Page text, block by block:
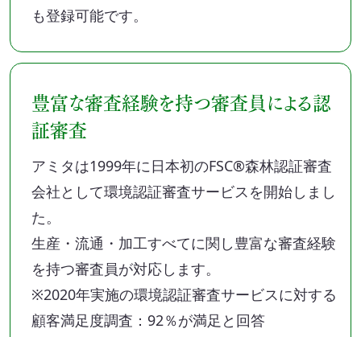
も登録可能です。
豊富な審査経験を持つ審査員による認
証審査
アミタは1999年に日本初のFSC®森林認証審査
会社として環境認証審査サービスを開始しまし
た。
生産・流通・加工すべてに関し豊富な審査経験
を持つ審査員が対応します。
※2020年実施の環境認証審査サービスに対する
顧客満足度調査：92％が満足と回答